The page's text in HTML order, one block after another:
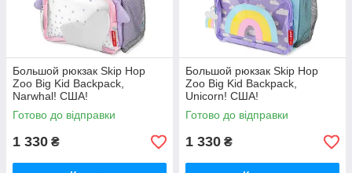
Большой рюкзак Skip Hop
Zoo Big Kid Backpack,
Narwhal! США!
Готово до відправки
1 330 ₴
Большой рюкзак Skip Hop
Zoo Big Kid Backpack,
Unicorn! США!
Готово до відправки
1 330 ₴